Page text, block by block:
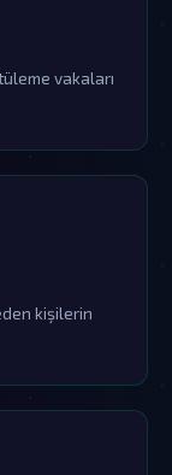
vakaları
kişilerin